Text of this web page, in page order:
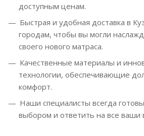
доступным ценам.
Быстрая и удобная доставка в
городам, чтобы вы могли
своего нового матраса.
Качественные материалы и
технологии, обеспечивающие
комфорт.
Наши специалисты всегда
выбором и ответить на все ваши